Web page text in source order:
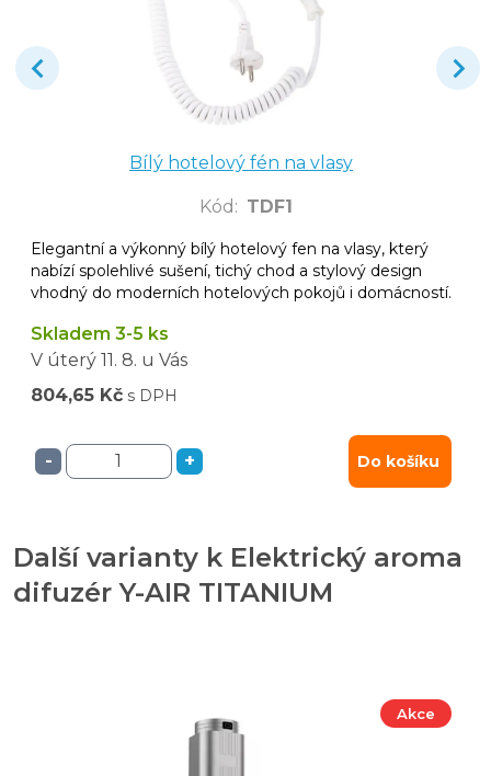
Bílý hotelový fén na vlasy
Kód : TDF1
Elegantní a výkonný bílý hotelový fen na vlasy, který
nabízí spolehlivé sušení, tichý chod a stylový design
vhodný do moderních hotelových pokojů i domácností.
Skladem 3-5 ks
V úterý 11. 8. u Vás
804,65 Kč s DPH
- + Do košíku
Další varianty k Elektrický aroma
difuzér Y-AIR TITANIUM
Akce